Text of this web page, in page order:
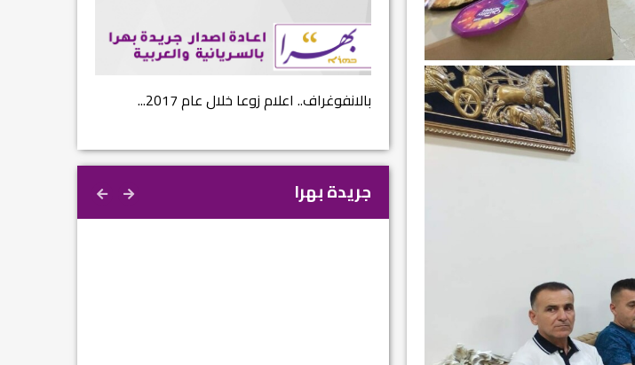
نتائج الاستفتاء.. بين اعلان الموالاة والمعارضة... بالانفوغراف.. اعلام زوعا خلال عام 2017...
جريدة بهرا